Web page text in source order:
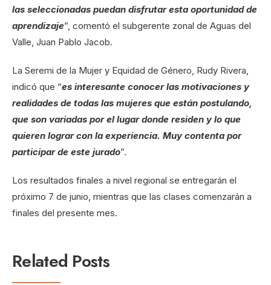
las seleccionadas puedan disfrutar esta oportunidad de
aprendizaje”, comentó el subgerente zonal de Aguas del
Valle, Juan Pablo Jacob.
La Seremi de la Mujer y Equidad de Género, Rudy Rivera,
indicó que “es interesante conocer las motivaciones y
realidades de todas las mujeres que están postulando,
que son variadas por el lugar donde residen y lo que
quieren lograr con la experiencia. Muy contenta por
participar de este jurado”.
Los resultados finales a nivel regional se entregarán el
próximo 7 de junio, mientras que las clases comenzarán a
finales del presente mes.
Related Posts